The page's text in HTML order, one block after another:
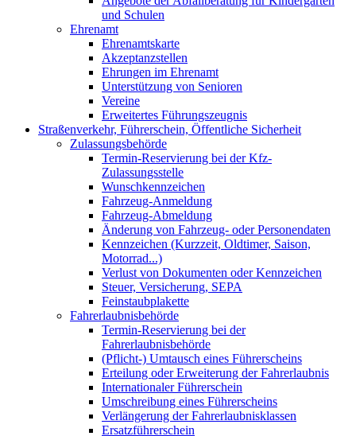
und Schulen
Ehrenamt
Ehrenamtskarte
Akzeptanzstellen
Ehrungen im Ehrenamt
Unterstützung von Senioren
Vereine
Erweitertes Führungszeugnis
Straßenverkehr, Führerschein, Öffentliche Sicherheit
Zulassungsbehörde
Termin-Reservierung bei der Kfz-
Zulassungsstelle
Wunschkennzeichen
Fahrzeug-Anmeldung
Fahrzeug-Abmeldung
Änderung von Fahrzeug- oder Personendaten
Kennzeichen (Kurzzeit, Oldtimer, Saison,
Motorrad...)
Verlust von Dokumenten oder Kennzeichen
Steuer, Versicherung, SEPA
Feinstaubplakette
Fahrerlaubnisbehörde
Termin-Reservierung bei der
Fahrerlaubnisbehörde
(Pflicht-) Umtausch eines Führerscheins
Erteilung oder Erweiterung der Fahrerlaubnis
Internationaler Führerschein
Umschreibung eines Führerscheins
Verlängerung der Fahrerlaubnisklassen
Ersatzführerschein